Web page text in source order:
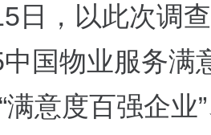
日，以此次调
国物业服务满
满意度百强企业